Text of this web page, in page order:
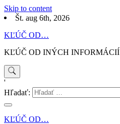
Skip to content
Št. aug 6th, 2026
KĽÚČ OD…
KĽÚČ OD INÝCH INFORMÁCIÍ
'
Hľadať:
KĽÚČ OD…